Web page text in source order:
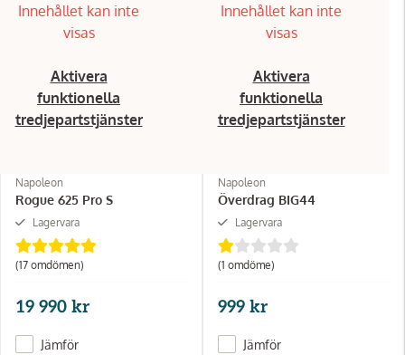
Innehållet kan inte
visas
Aktivera
funktionella
tredjepartstjänster
Napoleon
Rogue 625 Pro S
Lagervara
(17 omdömen)
19 990 kr
Jämför
Innehållet kan inte
visas
Aktivera
funktionella
tredjepartstjänster
Napoleon
Överdrag BIG44
Lagervara
(1 omdöme)
999 kr
Jämför